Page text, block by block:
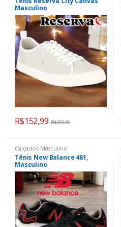
Masculino
R$152,99 R$319,99
Calçados Masculino
Tênis New Balance 461,
Masculino